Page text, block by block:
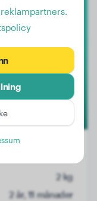
2 kg
2 år, 11 månader